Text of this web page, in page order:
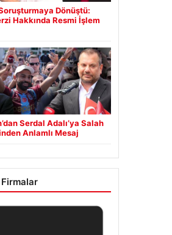
Dönüştü:
Hakkında Resmi İşlem
Serdal Adalı’ya Salah
Anlamlı Mesaj